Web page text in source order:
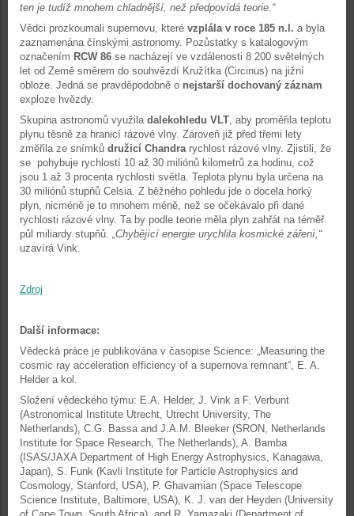
ten je tudíž mnohem chladnější, než předpovídá teorie.“
Vědci prozkoumali supernovu, které vzplála v roce 185 n.l. a byla
zaznamenána čínskými astronomy. Pozůstatky s katalogovým
označením RCW 86 se nacházejí ve vzdálenosti 8 200 světelných
let od Země směrem do souhvězdí Kružítka (Circinus) na jižní
obloze. Jedná se pravděpodobně o nejstarší dochovaný záznam
exploze hvězdy.
Skupina astronomů využila dalekohledu VLT, aby proměřila teplotu
plynu těsně za hranicí rázové vlny. Zároveň již před třemi lety
změřila ze snímků družicí Chandra rychlost rázové vlny. Zjistili, že
se pohybuje rychlostí 10 až 30 miliónů kilometrů za hodinu, což
jsou 1 až 3 procenta rychlosti světla. Teplota plynu byla určena na
30 miliónů stupňů Celsia. Z běžného pohledu jde o docela horký
plyn, nicméně je to mnohem méně, než se očekávalo při dané
rychlosti rázové vlny. Ta by podle teorie měla plyn zahřát na téměř
půl miliardy stupňů. „Chybějící energie urychlila kosmické záření,“
uzavírá Vink.
Zdroj
Další informace:
Vědecká práce je publikována v časopise Science: „Measuring the
cosmic ray acceleration efficiency of a supernova remnant“, E. A.
Helder a kol.
Složení vědeckého týmu: E.A. Helder, J. Vink a F. Verbunt
(Astronomical Institute Utrecht, Utrecht University, The
Netherlands), C.G. Bassa and J.A.M. Bleeker (SRON, Netherlands
Institute for Space Research, The Netherlands), A. Bamba
(ISAS/JAXA Department of High Energy Astrophysics, Kanagawa,
Japan), S. Funk (Kavli Institute for Particle Astrophysics and
Cosmology, Stanford, USA), P. Ghavamian (Space Telescope
Science Institute, Baltimore, USA), K. J. van der Heyden (University